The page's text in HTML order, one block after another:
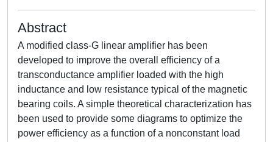
Abstract
A modified class-G linear amplifier has been
developed to improve the overall efficiency of a
transconductance amplifier loaded with the high
inductance and low resistance typical of the magnetic
bearing coils. A simple theoretical characterization has
been used to provide some diagrams to optimize the
power efficiency as a function of a nonconstant load